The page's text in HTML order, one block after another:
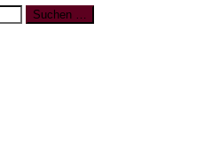
Suchen …